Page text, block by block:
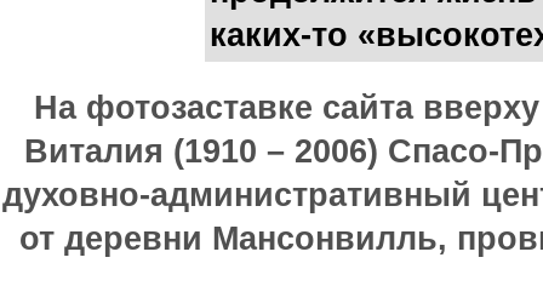
каких-то
На фотозаставке сайта
Виталия (1910 – 2006) Спасо-
духовно-административный
от деревни Мансонвилль,